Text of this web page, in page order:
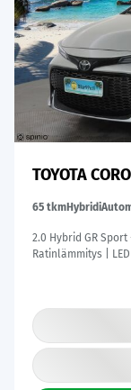
TOYOTA
65 tkmHybridi
2.0 Hybrid GR
Ratinlämmitys |